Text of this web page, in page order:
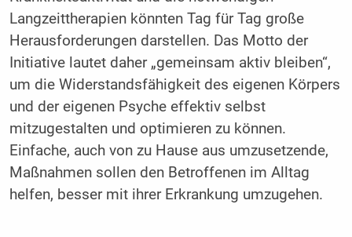
Langzeittherapien könnten Tag für Tag große
Herausforderungen darstellen. Das Motto der
Initiative lautet daher „gemeinsam aktiv bleiben“,
um die Widerstandsfähigkeit des eigenen Körpers
und der eigenen Psyche effektiv selbst
mitzugestalten und optimieren zu können.
Einfache, auch von zu Hause aus umzusetzende,
Maßnahmen sollen den Betroffenen im Alltag
helfen, besser mit ihrer Erkrankung umzugehen.